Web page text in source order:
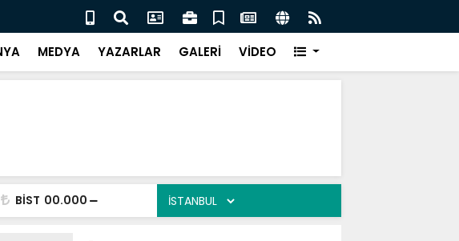
Doğubayazıt Kekiği İçin Tarihi Adım: Coğrafi İşaret ve Markalaşma
Süreci Başladı
MEDYA YAZARLAR GALERİ VİDEO
BİST 00.000